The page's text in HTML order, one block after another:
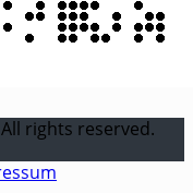
rights reserved.